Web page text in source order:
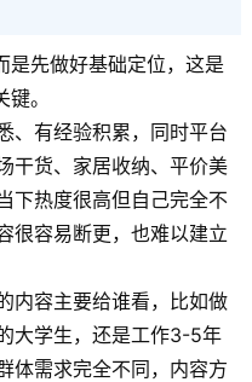
是先做好基础定位，这是
。
、有经验积累，同时平台
干货、家居收纳、平价美
下热度很高但自己完全不
很容易断更，也难以建立
内容主要给谁看，比如做
大学生，还是工作3-5年
体需求完全不同，内容方